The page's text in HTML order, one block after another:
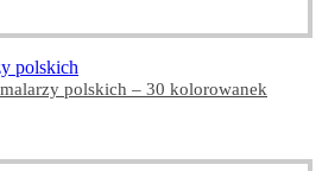
polskich – 30 kolorowanek